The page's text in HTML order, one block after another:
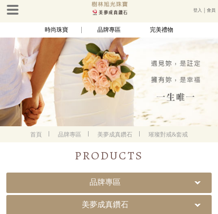
登入 │會員
時尚珠寶 品牌專區 完美禮物
首頁 品牌專區 美夢成真鑽石 璀璨對戒&套戒
PRODUCTS
品牌專區
美夢成真鑽石